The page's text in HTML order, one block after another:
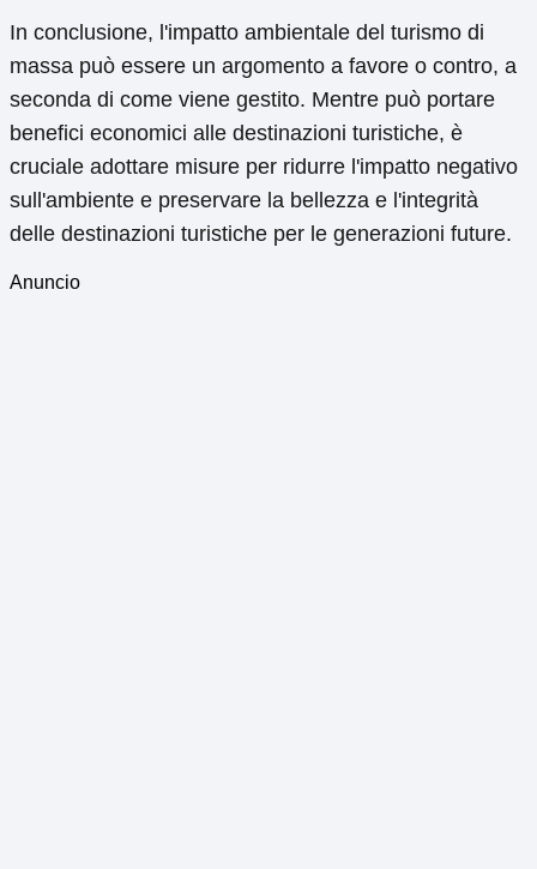
In conclusione, l'impatto ambientale del turismo di
massa può essere un argomento a favore o contro, a
seconda di come viene gestito. Mentre può portare
benefici economici alle destinazioni turistiche, è
cruciale adottare misure per ridurre l'impatto negativo
sull'ambiente e preservare la bellezza e l'integrità
delle destinazioni turistiche per le generazioni future.
Anuncio